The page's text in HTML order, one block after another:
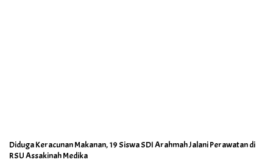
Diduga Keracunan Makanan, 19 Siswa SDI Arahmah Jalani Perawatan di
RSU Assakinah Medika